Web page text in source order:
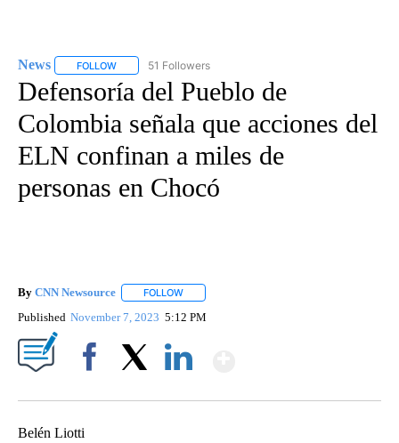
News FOLLOW FOLLOW "NEWS" TO RECEIVE NOTIFICATIONS ABOUT
51 Followers
Defensoría del Pueblo de
Colombia señala que acciones del
ELN confinan a miles de
personas en Chocó
By CNN Newsource FOLLOW
Published November 7, 2023 5:12 PM
Belén Liotti